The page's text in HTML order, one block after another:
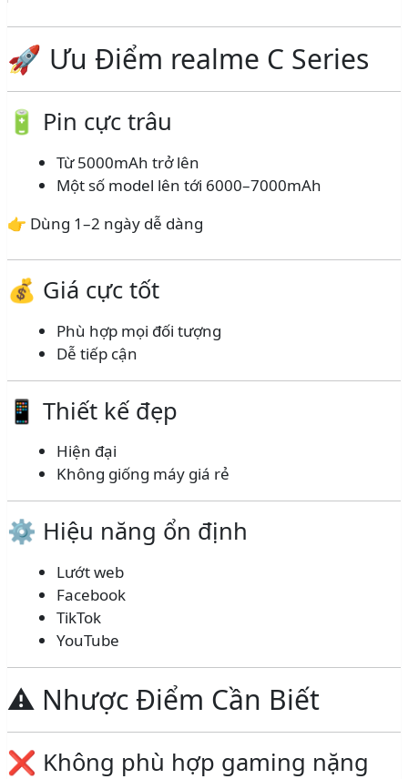
🚀 Ưu Điểm realme C Series
🔋 Pin cực trâu
Từ 5000mAh trở lên
Một số model lên tới 6000–7000mAh
👉 Dùng 1–2 ngày dễ dàng
💰 Giá cực tốt
Phù hợp mọi đối tượng
Dễ tiếp cận
📱 Thiết kế đẹp
Hiện đại
Không giống máy giá rẻ
⚙️ Hiệu năng ổn định
Lướt web
Facebook
TikTok
YouTube
⚠️ Nhược Điểm Cần Biết
❌ Không phù hợp gaming nặng